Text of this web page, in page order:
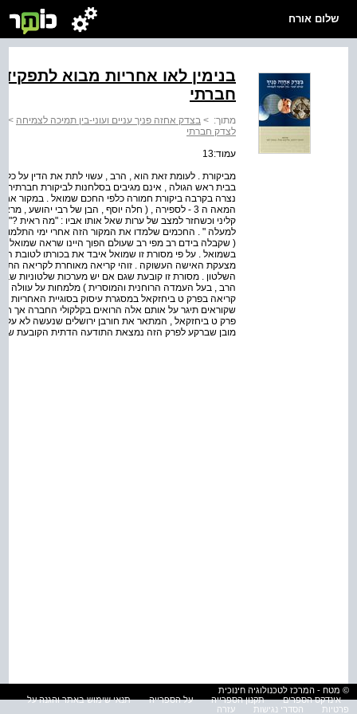
שלום אורח
בנימין לאו אחריות מבוא
חברתי
מתוך: > בצדק אחזה פניך עניים ועוני-בין תמיכה לצמיחה >
לצדק חברתי
עמוד:13
מביקורת . לעומת זאת הוא , הרב , עשוי לתת את הדין על
בבית ראש הגולה , אינם מגיבים בסלחנות לביקורת
נצרה בקרבה ביקורת חמורה כלפי החכם שמואל . במקור
המאה ה 3 - לספירה , ( חלה יוסף , הבן של רבי יהושע
קליני וכשחזר למצב של ערות שאל אותו אביו : "מה ראית ?"
למעלה " . החכמים שלמדו את המקור הזה אחרי ימי התלמוד
( שקבלה בידם רב מפי רב שעולם הפוך היינו שראה שמואל
בשמואל . על פי מסורת זו שמואל איבד את בכורתו לטובת
מצעקת האישה העשוקה . זוהי קריאה מאוחרת לקריאה
השלטון . מסורת זו קובעת שגם אם יש מערכות שלטוניות
הרב , בעל העמדה הרוחנית והמוסרית ) מלמחות על
קריאה בפרק ט ביחזקאל במסגרת עיסוק בסוגיית האחריות
שקוראים תיגר על אותם אלה הרואים בקלקולי החברה אך
פרק ט ביחזקאל , המתאר את חורבן ירושלים שנעשה לא על
מובן שברקע לפרק הזה נמצאת התודעה הדתית הקובעת
© מטח - המרכז לטכנולוגיה חינוכית
אינדקס הספרים
תקנון הספרייה על הספרייה
תנאי שימוש באתר והגנה על
פרטיות
הסדרי נגישות עזרה